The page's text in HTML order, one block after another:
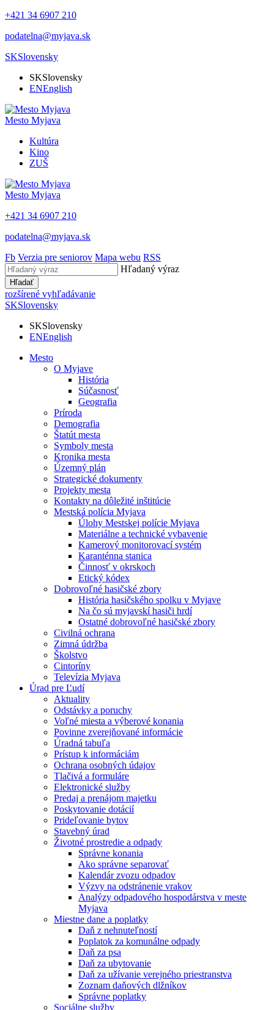
+421 34 6907 210
podatelna@myjava.sk
SKSlovensky
SKSlovensky
ENEnglish
Mesto Myjava
Kultúra
Kino
ZUŠ
Mesto Myjava
+421 34 6907 210
podatelna@myjava.sk
Fb Verzia pre seniorov Mapa webu RSS
Hľadaný výraz
Hľadať
rozšírené vyhľadávanie
SKSlovensky
SKSlovensky
ENEnglish
Mesto
O Myjave
História
Súčasnosť
Geografia
Príroda
Demografia
Štatút mesta
Symboly mesta
Kronika mesta
Územný plán
Strategické dokumenty
Projekty mesta
Kontakty na dôležité inštitúcie
Mestská polícia Myjava
Úlohy Mestskej polície Myjava
Materiálne a technické vybavenie
Kamerový monitorovací systém
Karanténna stanica
Činnosť v okrskoch
Etický kódex
Dobrovoľné hasičské zbory
História hasičského spolku v Myjave
Na čo sú myjavskí hasiči hrdí
Ostatné dobrovoľné hasičské zbory
Civilná ochrana
Zimná údržba
Školstvo
Cintoríny
Televízia Myjava
Úrad pre Ľudí
Aktuality
Odstávky a poruchy
Voľné miesta a výberové konania
Povinne zverejňované informácie
Úradná tabuľa
Prístup k informáciám
Ochrana osobných údajov
Tlačivá a formuláre
Elektronické služby
Predaj a prenájom majetku
Poskytovanie dotácií
Prideľovanie bytov
Stavebný úrad
Životné prostredie a odpady
Správne konania
Ako správne separovať
Kalendár zvozu odpadov
Výzvy na odstránenie vrakov
Analýzy odpadového hospodárstva v meste
Myjava
Miestne dane a poplatky
Daň z nehnuteľností
Poplatok za komunálne odpady
Daň za psa
Daň za ubytovanie
Daň za užívanie verejného priestranstva
Zoznam daňových dlžníkov
Správne poplatky
Sociálne služby